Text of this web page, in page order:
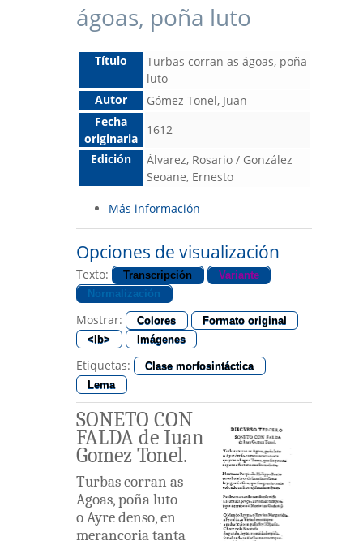
ágoas, poña luto
Título
Turbas corran as ágoas, poña
luto
Autor
Gómez Tonel, Juan
Fecha
originaria
1612
Edición
Álvarez, Rosario / González
Seoane, Ernesto
Más información
Opciones de visualización
Texto: Transcripción
Variante
Normalización
Mostrar: Colores
Formato original
<lb>
Imágenes
Etiquetas:
Clase morfosintáctica
Lema
SONETO CON
FALDAdeIuan
Gomez Tonel.
Turbascorran as
Agoas,poñaluto
oAyredenso,en
merancoriatanta